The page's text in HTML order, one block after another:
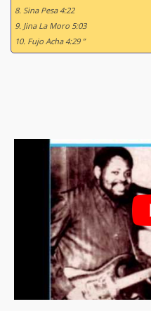
8. Sina Pesa 4:22
9. Jina La Moro 5:03
10. Fujo Acha 4:29 ”